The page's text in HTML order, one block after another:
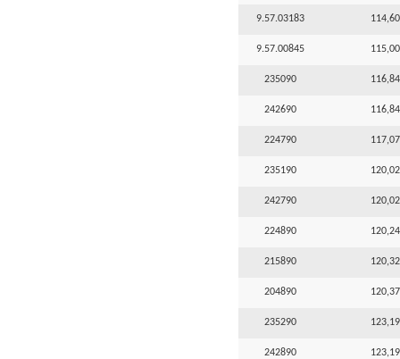
9.57.03183
9.57.00845
235090
242690
224790
235190
242790
224890
215890
204890
235290
242890